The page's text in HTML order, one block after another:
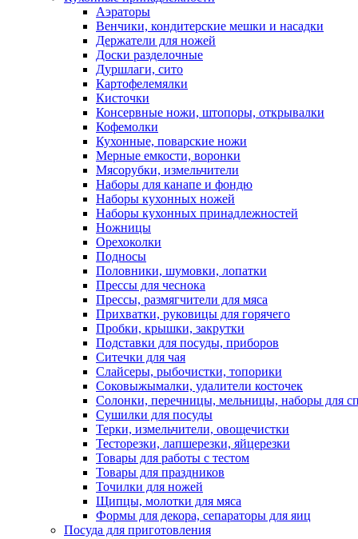
Аэраторы
Венчики, кондитерские мешки и насадки
Держатели для ножей
Доски разделочные
Дуршлаги, сито
Картофелемялки
Кисточки
Консервные ножи, штопоры, открывалки
Кофемолки
Кухонные, поварские ножи
Мерные емкости, воронки
Мясорубки, измельчители
Наборы для канапе и фондю
Наборы кухонных ножей
Наборы кухонных принадлежностей
Ножницы
Орехоколки
Подносы
Половники, шумовки, лопатки
Прессы для чеснока
Прессы, размягчители для мяса
Прихватки, руковицы для горячего
Пробки, крышки, закрутки
Подставки для посуды, приборов
Ситечки для чая
Слайсеры, рыбочистки, топорики
Соковыжымалки, удалители косточек
Солонки, перечницы, мельницы, наборы для
Сушилки для посуды
Терки, измельчители, овощечистки
Тесторезки, лапшерезки, яйцерезки
Товары для работы с тестом
Товары для праздников
Точилки для ножей
Щипцы, молотки для мяса
Формы для декора, сепараторы для яиц
Посуда для приготовления